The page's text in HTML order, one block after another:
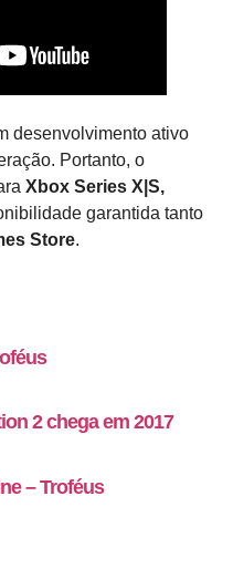
desenvolvimento ativo
Portanto, o
Xbox Series X|S,
garantida tanto
Store.